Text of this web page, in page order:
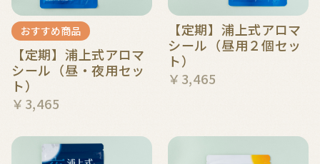
おすすめ商品
【定期】浦上式アロマ
シール（昼・夜用セッ
ト）
￥3,465
【定期】浦上式アロマ
シール（昼用２個セッ
ト）
￥3,465